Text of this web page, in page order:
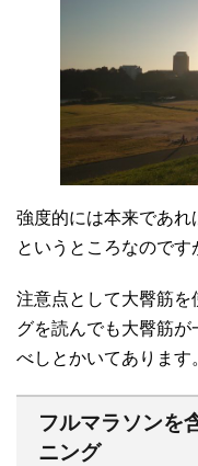
強度的には本来であ
というところなのです
注意点として大臀筋を
グを読んでも大臀筋が
べしとかいてあります
フルマラソンを
ニング